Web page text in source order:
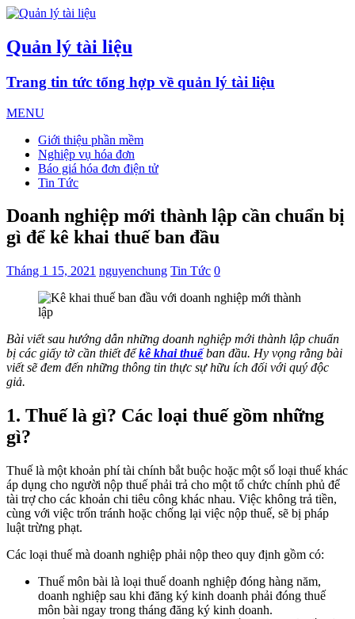
Quản lý tài liệu
Trang tin tức tổng hợp về quản lý tài liệu
MENU
Giới thiệu phần mềm
Nghiệp vụ hóa đơn
Báo giá hóa đơn điện tử
Tin Tức
Doanh nghiệp mới thành lập cần chuẩn bị
gì để kê khai thuế ban đầu
Tháng 1 15, 2021 nguyenchung Tin Tức 0
Bài viết sau hướng dẫn những doanh nghiệp mới thành lập chuẩn
bị các giấy tờ cần thiết đểkê khai thuếban đầu. Hy vọng rằng bài
viết sẽ đem đến những thông tin thực sự hữu ích đối với quý độc
giả.
1. Thuế là gì? Các loại thuế gồm những
gì?
Thuế là một khoản phí tài chính bắt buộc hoặc một số loại thuế khác
áp dụng cho người nộp thuế phải trả cho một tổ chức chính phủ để
tài trợ cho các khoản chi tiêu công khác nhau. Việc không trả tiền,
cùng với việc trốn tránh hoặc chống lại việc nộp thuế, sẽ bị pháp
luật trừng phạt.
Các loại thuế mà doanh nghiệp phải nộp theo quy định gồm có:
Thuế môn bài là loại thuế doanh nghiệp đóng hàng năm,
doanh nghiệp sau khi đăng ký kinh doanh phải đóng thuế
môn bài ngay trong tháng đăng ký kinh doanh.